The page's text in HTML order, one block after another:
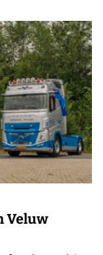
Veluw